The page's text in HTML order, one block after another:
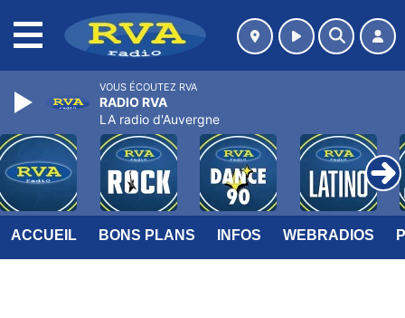
ACCUEIL BONS PLANS INFOS WEBRADIOS
VOUS ÉCOUTEZ RVA
RADIO RVA
LA radio d'Auvergne